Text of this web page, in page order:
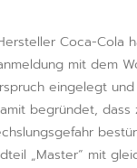
Coca-Cola
mit dem
eingelegt
begründet, dass
„Master“ mit